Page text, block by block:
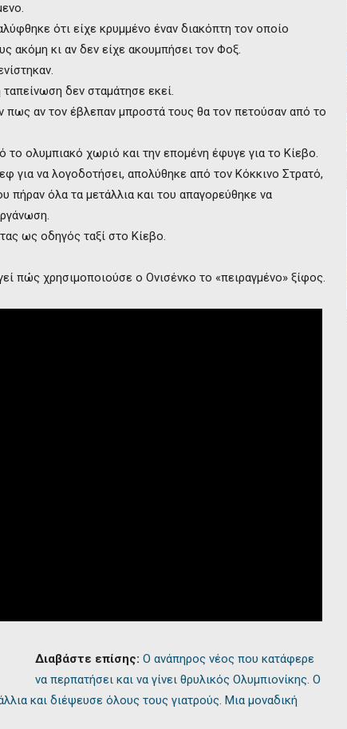
ότι είχε κρυμμένο έναν διακόπτη τον οποίο
ακόμη κι αν δεν είχε ακουμπήσει τον Φοξ.
ταπείνωση δεν σταμάτησε εκεί.
πως αν τον έβλεπαν μπροστά τους θα τον πετούσαν από το
ολυμπιακό χωριό και την επομένη έφυγε για το Κίεβο.
για να λογοδοτήσει, απολύθηκε από τον Κόκκινο Στρατό,
πήραν όλα τα μετάλλια και του απαγορεύθηκε να
ως οδηγός ταξί στο Κίεβο.
πώς χρησιμοποιούσε ο Ονισένκο το «πειραγμένο» ξίφος.
Διαβάστε επίσης: Ο ανάπηρος νέος που κατάφερε
να περπατήσει και να γίνει θρυλικός Ολυμπιονίκης. Ο
και διέψευσε όλους τους γιατρούς. Μια μοναδική